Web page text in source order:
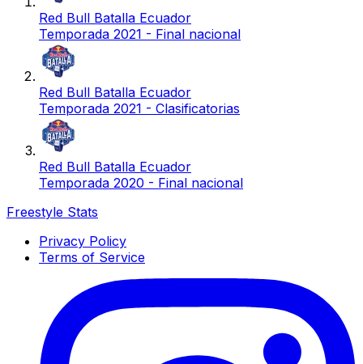
Red Bull Batalla Ecuador
Temporada 2021 - Final nacional
Red Bull Batalla Ecuador
Temporada 2021 - Clasificatorias
Red Bull Batalla Ecuador
Temporada 2020 - Final nacional
Freestyle Stats
Privacy Policy
Terms of Service